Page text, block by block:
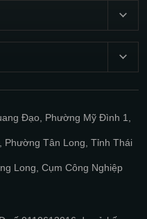
Đạo, Phường Mỹ Đình 1,
Phường Tân Long, Tỉnh Thái
Long, Cụm Công Nghiệp